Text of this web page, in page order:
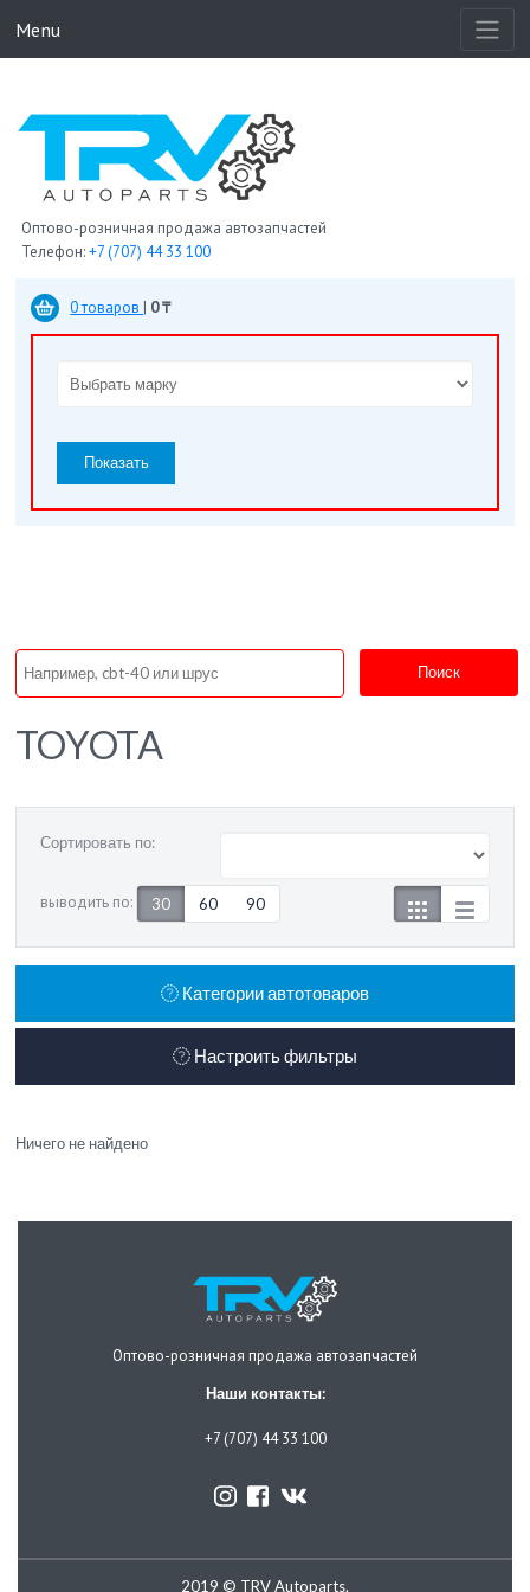
Menu
Оптово-розничная продажа автозапчастей
Телефон:+7 (707) 44 33 100
0 товаров | 0 ₸
Показать
Поиск
TOYOTA
Сортировать по:
выводить по: 30 60 90
Категории автотоваров
Настроить фильтры
Ничего не найдено
Оптово-розничная продажа автозапчастей
Наши контакты:
+7 (707) 44 33 100
2019 © TRV Autoparts.